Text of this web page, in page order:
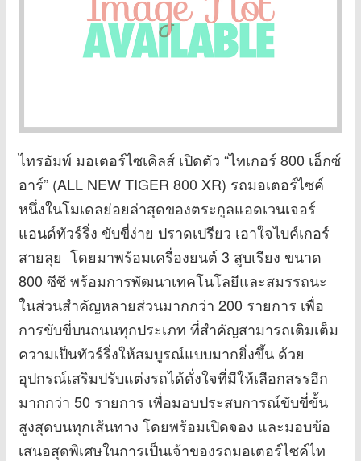
ไทรอัมพ์ มอเตอร์ไซเคิลส์ เปิดตัว “ไทเกอร์ 800 เอ็กซ์
อาร์” (ALL NEW TIGER 800 XR) รถมอเตอร์ไซค์
หนึ่งในโมเดลย่อยล่าสุดของตระกูลแอดเวนเจอร์
แอนด์ทัวร์ริ่ง ขับขี่ง่าย ปราดเปรียว เอาใจไบค์เกอร์
สายลุย โดยมาพร้อมเครื่องยนต์ 3 สูบเรียง ขนาด
800 ซีซี พร้อมการพัฒนาเทคโนโลยีและสมรรถนะ
ในส่วนสำคัญหลายส่วนมากกว่า 200 รายการ เพื่อ
การขับขี่บนถนนทุกประเภท ที่สำคัญสามารถเติมเต็ม
ความเป็นทัวร์ริ่งให้สมบูรณ์แบบมากยิ่งขึ้น ด้วย
อุปกรณ์เสริมปรับแต่งรถได้ดั่งใจที่มีให้เลือกสรรอีก
มากกว่า 50 รายการ เพื่อมอบประสบการณ์ขับขี่ขั้น
สูงสุดบนทุกเส้นทาง โดยพร้อมเปิดจอง และมอบข้อ
เสนอสุดพิเศษในการเป็นเจ้าของรถมอเตอร์ไซค์ไท